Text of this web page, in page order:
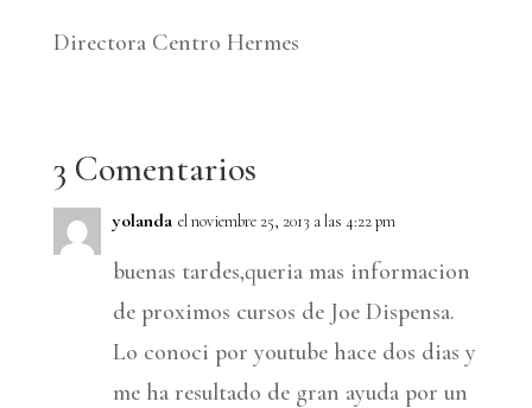
Directora Centro Hermes
3 Comentarios
yolanda el noviembre 25, 2013 a las 4:22 pm
buenas tardes,queria mas informacion
de proximos cursos de Joe Dispensa.
Lo conoci por youtube hace dos dias y
me ha resultado de gran ayuda por un